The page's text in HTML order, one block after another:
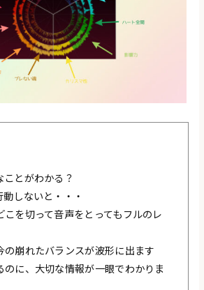
とがわかる？
しないと・・・
こを切って音声をとってもフルのレ
の崩れたバランスが波形に出ます
のに、大切な情報が一眼でわかりま